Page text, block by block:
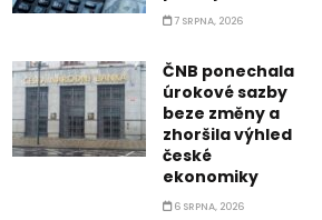
7 SRPNA, 2026
ČNB ponechala
úrokové sazby
beze změny a
zhoršila výhled
české
ekonomiky
6 SRPNA, 2026